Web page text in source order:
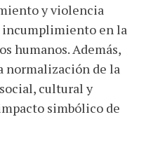
y violencia
incumplimiento en la
humanos. Además,
normalización de la
cultural y
simbólico de